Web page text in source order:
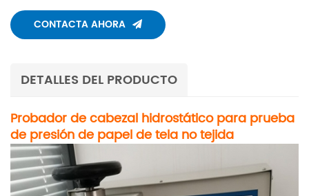
CONTACTA AHORA
DETALLES DEL PRODUCTO
Probador de cabezal hidrostático para prueba
de presión de papel de tela no tejida